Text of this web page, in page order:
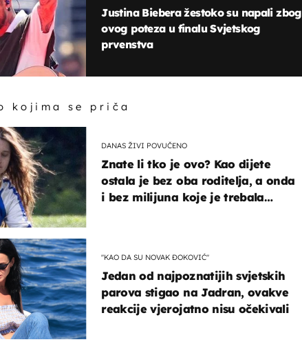
Justina Biebera žestoko su napali zbog
ovog poteza u finalu Svjetskog
prvenstva
kojima se priča
DANAS ŽIVI POVUČENO
Znate li tko je ovo? Kao dijete
ostala je bez oba roditelja, a onda
i bez milijuna koje je trebala
"KAO DA SU NOVAK ĐOKOVIĆ"
Jedan od najpoznatijih svjetskih
parova stigao na Jadran, ovakve
reakcije vjerojatno nisu očekivali